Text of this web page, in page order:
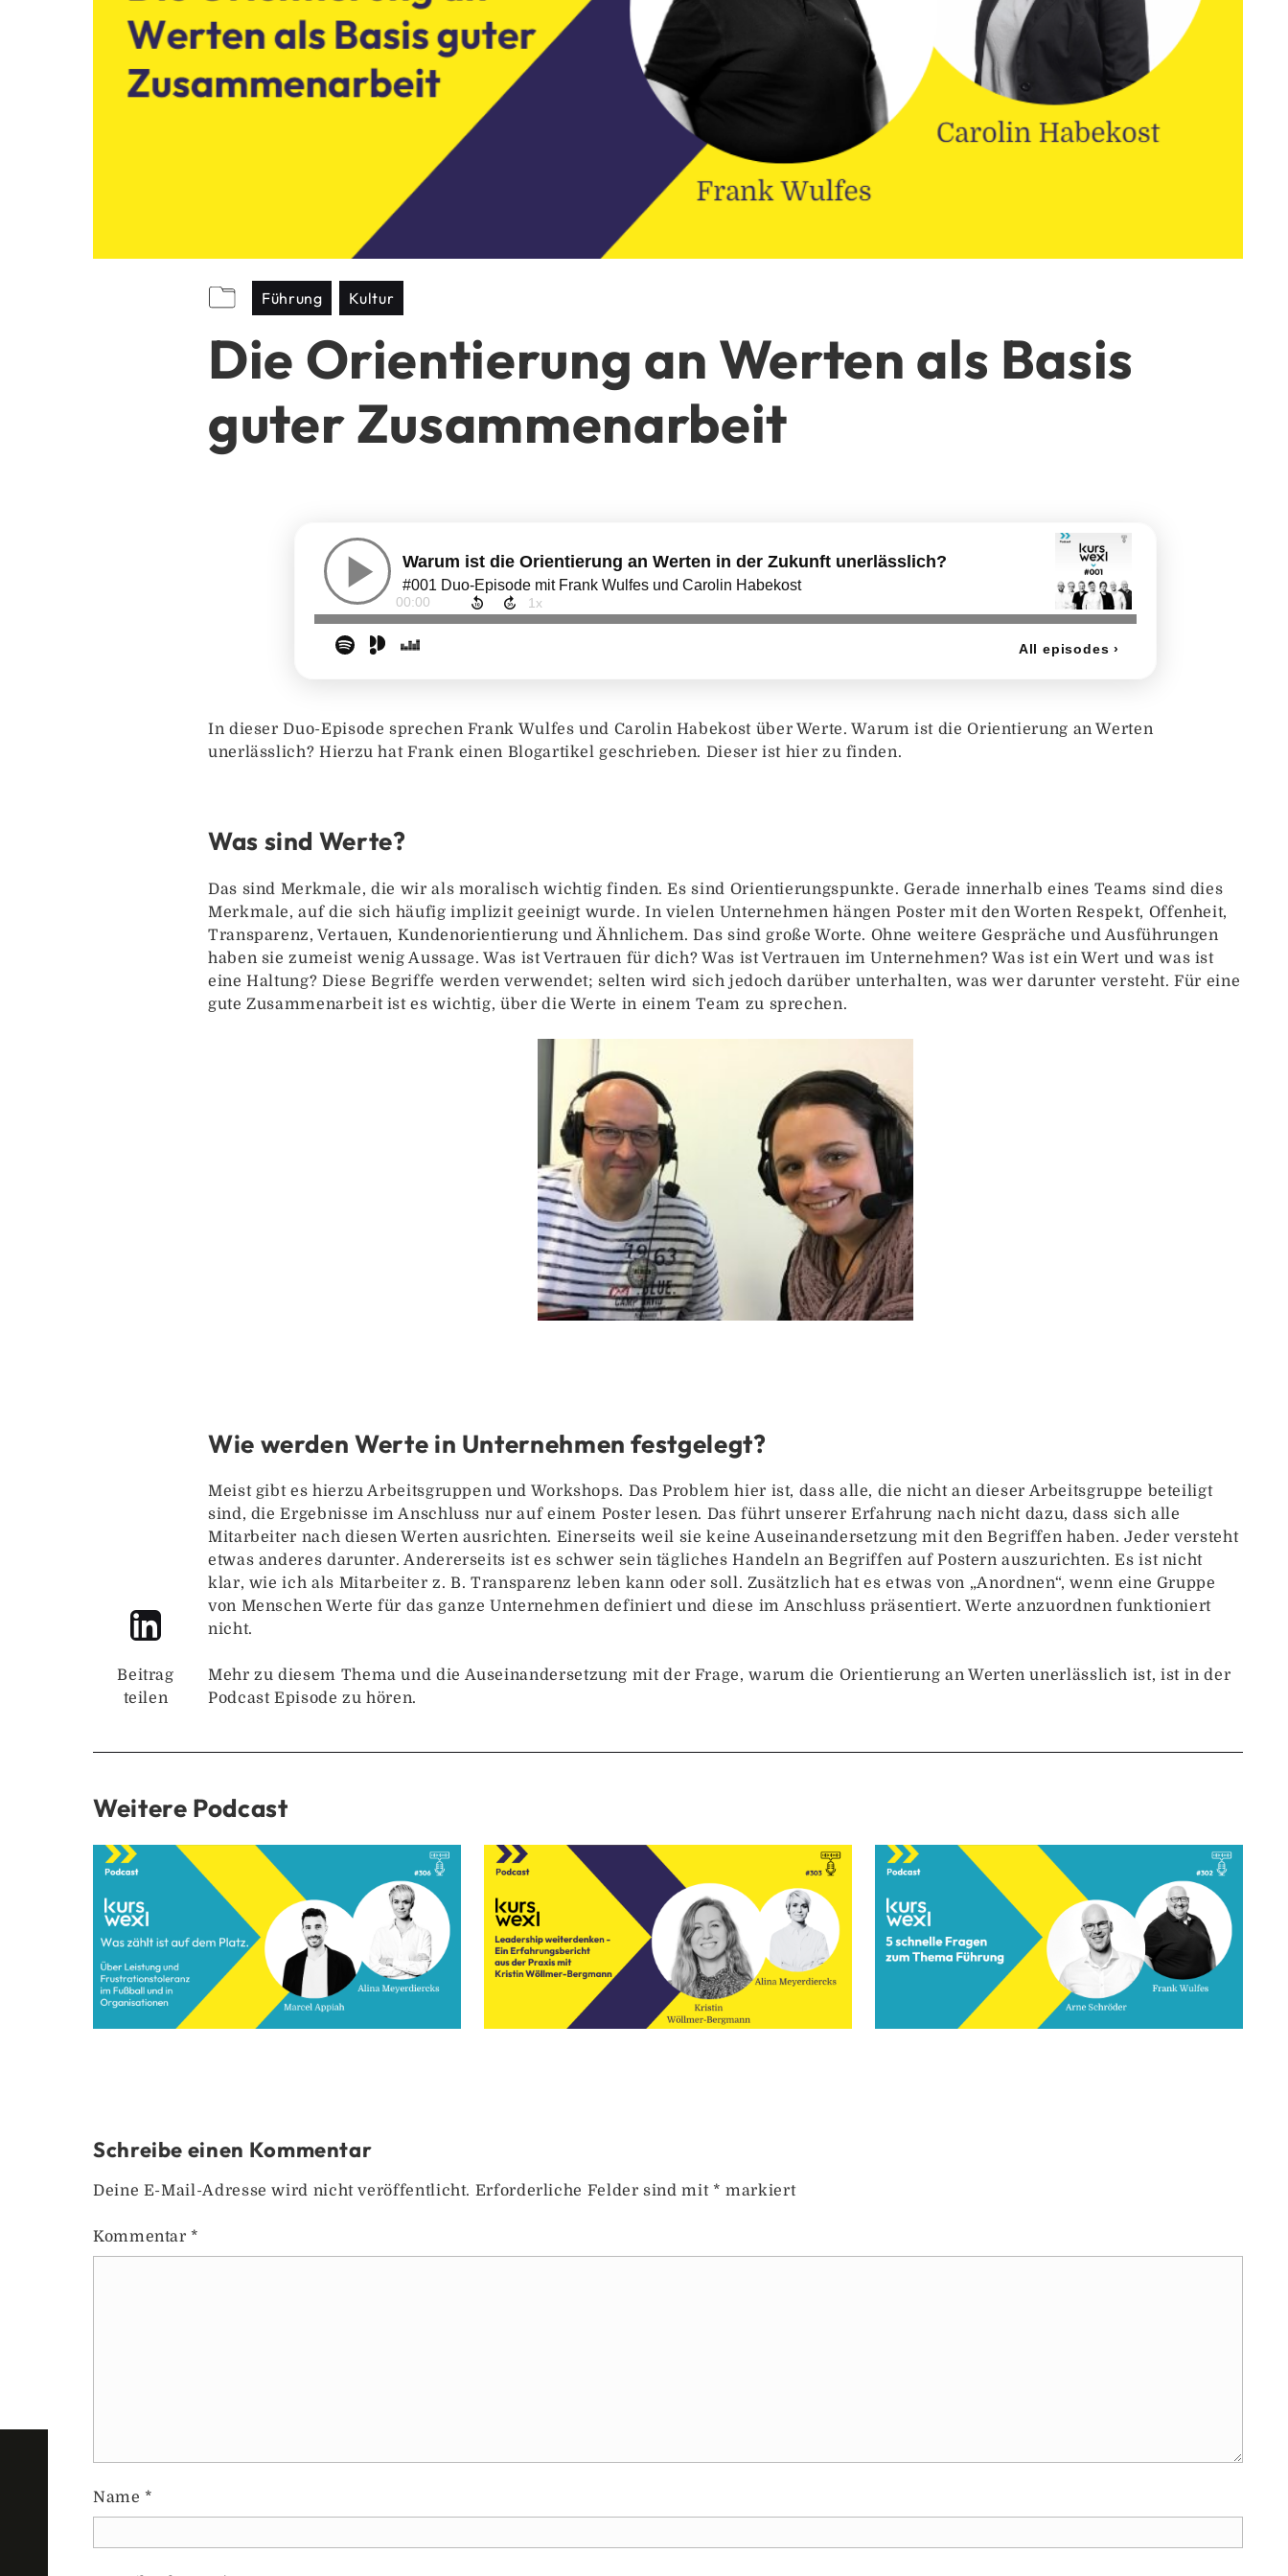
Führung Kultur
Die Orientierung an Werten als Basis
guter Zusammenarbeit
In dieser Duo-Episode sprechen Frank Wulfes und Carolin Habekost über Werte. Warum ist die Orientierung an Werten
unerlässlich? Hierzu hat Frank einen Blogartikel geschrieben. Dieser ist hier zu finden.
Was sind Werte?
Das sind Merkmale, die wir als moralisch wichtig finden. Es sind Orientierungspunkte. Gerade innerhalb eines Teams sind dies
Merkmale, auf die sich häufig implizit geeinigt wurde. In vielen Unternehmen hängen Poster mit den Worten Respekt, Offenheit,
Transparenz, Vertauen, Kundenorientierung und Ähnlichem. Das sind große Worte. Ohne weitere Gespräche und Ausführungen
haben sie zumeist wenig Aussage. Was ist Vertrauen für dich? Was ist Vertrauen im Unternehmen? Was ist ein Wert und was ist
eine Haltung? Diese Begriffe werden verwendet; selten wird sich jedoch darüber unterhalten, was wer darunter versteht. Für eine
gute Zusammenarbeit ist es wichtig, über die Werte in einem Team zu sprechen.
Wie werden Werte in Unternehmen festgelegt?
Meist gibt es hierzu Arbeitsgruppen und Workshops. Das Problem hier ist, dass alle, die nicht an dieser Arbeitsgruppe beteiligt
sind, die Ergebnisse im Anschluss nur auf einem Poster lesen. Das führt unserer Erfahrung nach nicht dazu, dass sich alle
Mitarbeiter nach diesen Werten ausrichten. Einerseits weil sie keine Auseinandersetzung mit den Begriffen haben. Jeder versteht
etwas anderes darunter. Andererseits ist es schwer sein tägliches Handeln an Begriffen auf Postern auszurichten. Es ist nicht
klar, wie ich als Mitarbeiter z. B. Transparenz leben kann oder soll. Zusätzlich hat es etwas von „Anordnen“, wenn eine Gruppe
von Menschen Werte für das ganze Unternehmen definiert und diese im Anschluss präsentiert. Werte anzuordnen funktioniert
nicht.
Mehr zu diesem Thema und die Auseinandersetzung mit der Frage, warum die Orientierung an Werten unerlässlich ist, ist in der
Podcast Episode zu hören.
Beitrag
teilen
Weitere Podcast
Schreibe einen Kommentar
Deine E-Mail-Adresse wird nicht veröffentlicht. Erforderliche Felder sind mit * markiert
Kommentar *
Name *